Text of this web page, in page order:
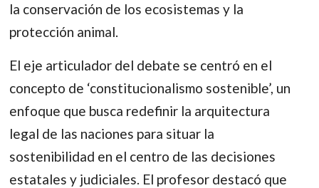
la conservación de los ecosistemas y la
protección animal.
El eje articulador del debate se centró en el
concepto de ‘constitucionalismo sostenible’, un
enfoque que busca redefinir la arquitectura
legal de las naciones para situar la
sostenibilidad en el centro de las decisiones
estatales y judiciales. El profesor destacó que